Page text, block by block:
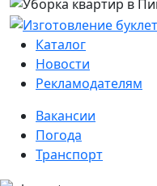
Каталог
Новости
Рекламодателям
Вакансии
Погода
Транспорт